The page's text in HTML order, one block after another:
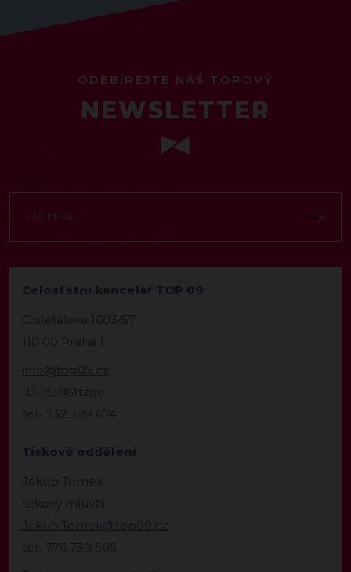
ODEBÍREJTE NÁŠ TOPOVÝ
NEWSLETTER
Celostátní kancelář TOP 09
Opletalova 1603/57
110 00 Praha 1
info@top09.cz
IDDS: 86ttzqc
tel.: 732 399 674
Tiskové oddělení
Jakub Tomek
tiskový mluvčí
Jakub.Tomek@top09.cz
tel.: 776 739 505